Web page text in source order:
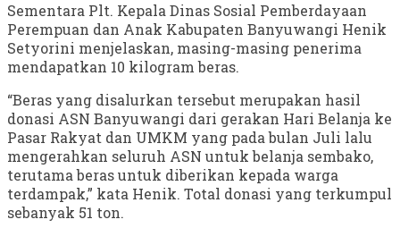
Sementara Plt. Kepala Dinas Sosial Pemberdayaan
Perempuan dan Anak Kabupaten Banyuwangi Henik
Setyorini menjelaskan, masing-masing penerima
mendapatkan 10 kilogram beras.
“Beras yang disalurkan tersebut merupakan hasil
donasi ASN Banyuwangi dari gerakan Hari Belanja ke
Pasar Rakyat dan UMKM yang pada bulan Juli lalu
mengerahkan seluruh ASN untuk belanja sembako,
terutama beras untuk diberikan kepada warga
terdampak,” kata Henik. Total donasi yang terkumpul
sebanyak 51 ton.